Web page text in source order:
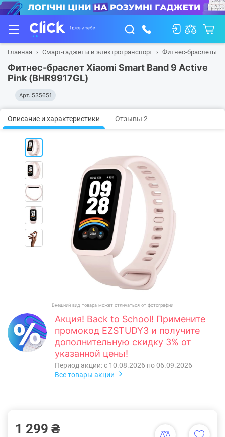
Главная Смарт-гаджеты и электротранспорт Фитнес-браслеты
Фитнес-браслет Xiaomi Smart Band 9 Active
Pink (BHR9917GL)
Арт. 535651
Описание и характеристики Отзывы 2
Внешний вид товара может отличаться от фотографии
Акция! Back to School! Примените
промокод EZSTUDY3 и получите
дополнительную скидку 3% от
указанной цены!
Период акции: с 10.08.2026 по 06.09.2026
Все товары акции
1 299 ₴